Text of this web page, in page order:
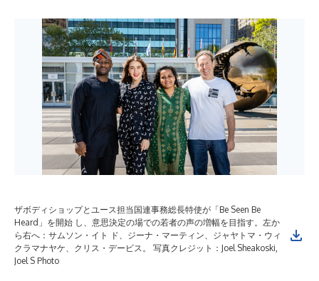
ザボディショップとユース担当国連事務総長特使が「Be Seen Be
Heard」を開始 し、意思決定の場での若者の声の増幅を目指す。左か
ら右へ：サムソン・イト ド、ジーナ・マーティン、ジャヤトマ・ウィ
クラマナヤケ、クリス・デービス。 写真クレジット：Joel Sheakoski,
Joel S Photo